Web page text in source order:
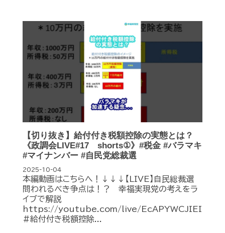
【切り抜き】給付付き税額控除の実態とは？
《政調会LIVE#17 shorts①》#税金 #バラマキ
#マイナンバー #自民党総裁選
2025-10-04
本編動画はこちらへ！↓↓↓【LIVE】自民総裁選
問われるべき争点は！？ 幸福実現党の考えをラ
イブで解説
https://youtube.com/live/EcAPYWCJIEI
#給付付き税額控除...